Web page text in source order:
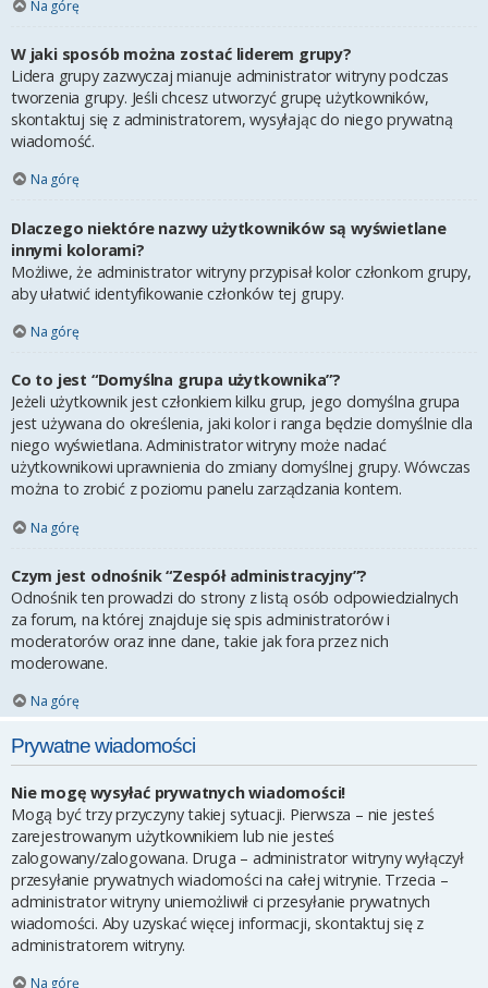
Na górę
W jaki sposób można zostać liderem grupy?
Lidera grupy zazwyczaj mianuje administrator witryny podczas
tworzenia grupy. Jeśli chcesz utworzyć grupę użytkowników,
skontaktuj się z administratorem, wysyłając do niego prywatną
wiadomość.
Na górę
Dlaczego niektóre nazwy użytkowników są wyświetlane
innymi kolorami?
Możliwe, że administrator witryny przypisał kolor członkom grupy,
aby ułatwić identyfikowanie członków tej grupy.
Na górę
Co to jest “Domyślna grupa użytkownika”?
Jeżeli użytkownik jest członkiem kilku grup, jego domyślna grupa
jest używana do określenia, jaki kolor i ranga będzie domyślnie dla
niego wyświetlana. Administrator witryny może nadać
użytkownikowi uprawnienia do zmiany domyślnej grupy. Wówczas
można to zrobić z poziomu panelu zarządzania kontem.
Na górę
Czym jest odnośnik “Zespół administracyjny”?
Odnośnik ten prowadzi do strony z listą osób odpowiedzialnych
za forum, na której znajduje się spis administratorów i
moderatorów oraz inne dane, takie jak fora przez nich
moderowane.
Na górę
Prywatne wiadomości
Nie mogę wysyłać prywatnych wiadomości!
Mogą być trzy przyczyny takiej sytuacji. Pierwsza – nie jesteś
zarejestrowanym użytkownikiem lub nie jesteś
zalogowany/zalogowana. Druga – administrator witryny wyłączył
przesyłanie prywatnych wiadomości na całej witrynie. Trzecia –
administrator witryny uniemożliwił ci przesyłanie prywatnych
wiadomości. Aby uzyskać więcej informacji, skontaktuj się z
administratorem witryny.
Na górę